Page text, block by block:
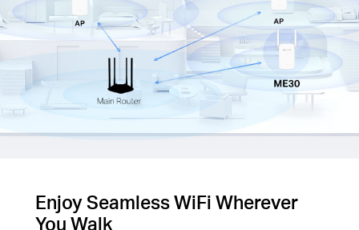
Enjoy Seamless WiFi Wherever
You Walk